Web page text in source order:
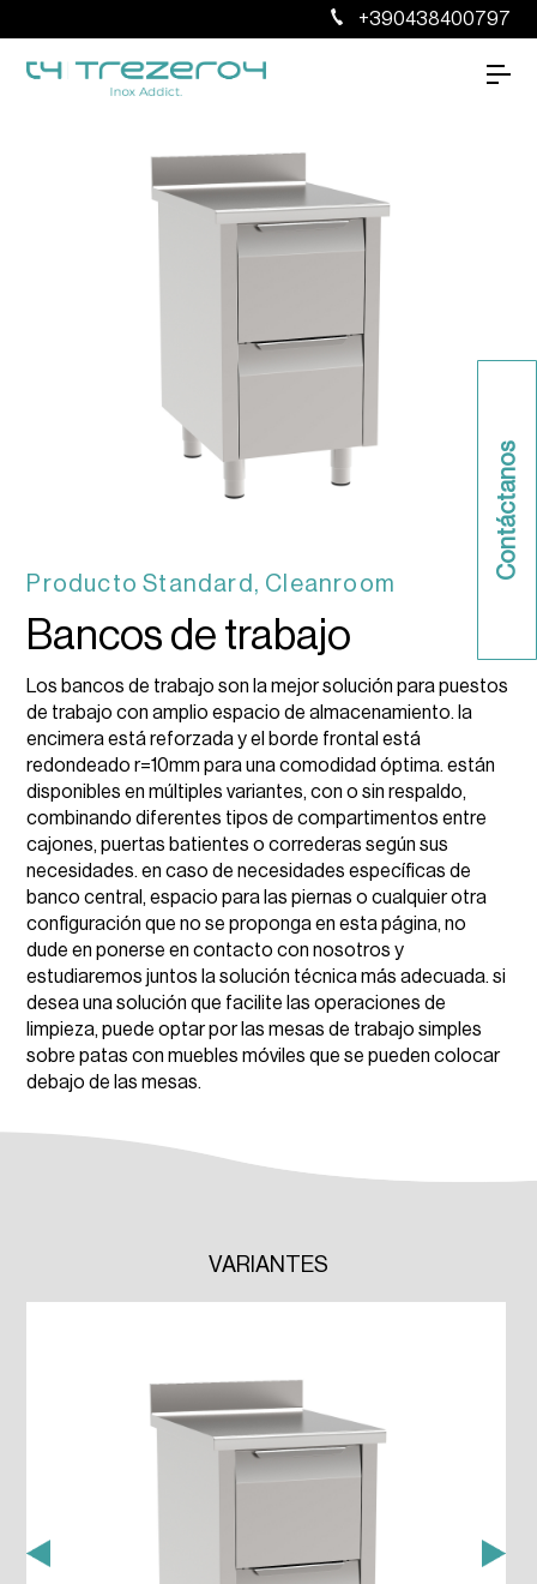
+390438400797
Contáctanos
ProductoStandard , Cleanroom
Bancos de trabajo
Los bancos de trabajo son la mejor solución para puestos
de trabajo con amplio espacio de almacenamiento. la
encimera está reforzada y el borde frontal está
redondeado r=10mm para una comodidad óptima. están
disponibles en múltiples variantes, con o sin respaldo,
combinando diferentes tipos de compartimentos entre
cajones, puertas batientes o correderas según sus
necesidades. en caso de necesidades específicas de
banco central, espacio para las piernas o cualquier otra
configuración que no se proponga en esta página, no
dude en ponerse en contacto con nosotros y
estudiaremos juntos la solución técnica más adecuada. si
desea una solución que facilite las operaciones de
limpieza, puede optar por las mesas de trabajo simples
sobre patas con muebles móviles que se pueden colocar
debajo de las mesas.
VARIANTES